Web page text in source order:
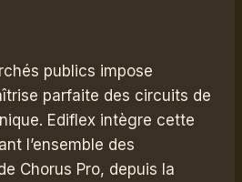
publics impose
parfaite des circuits de
Ediflex intègre cette
l’ensemble des
Chorus Pro, depuis la